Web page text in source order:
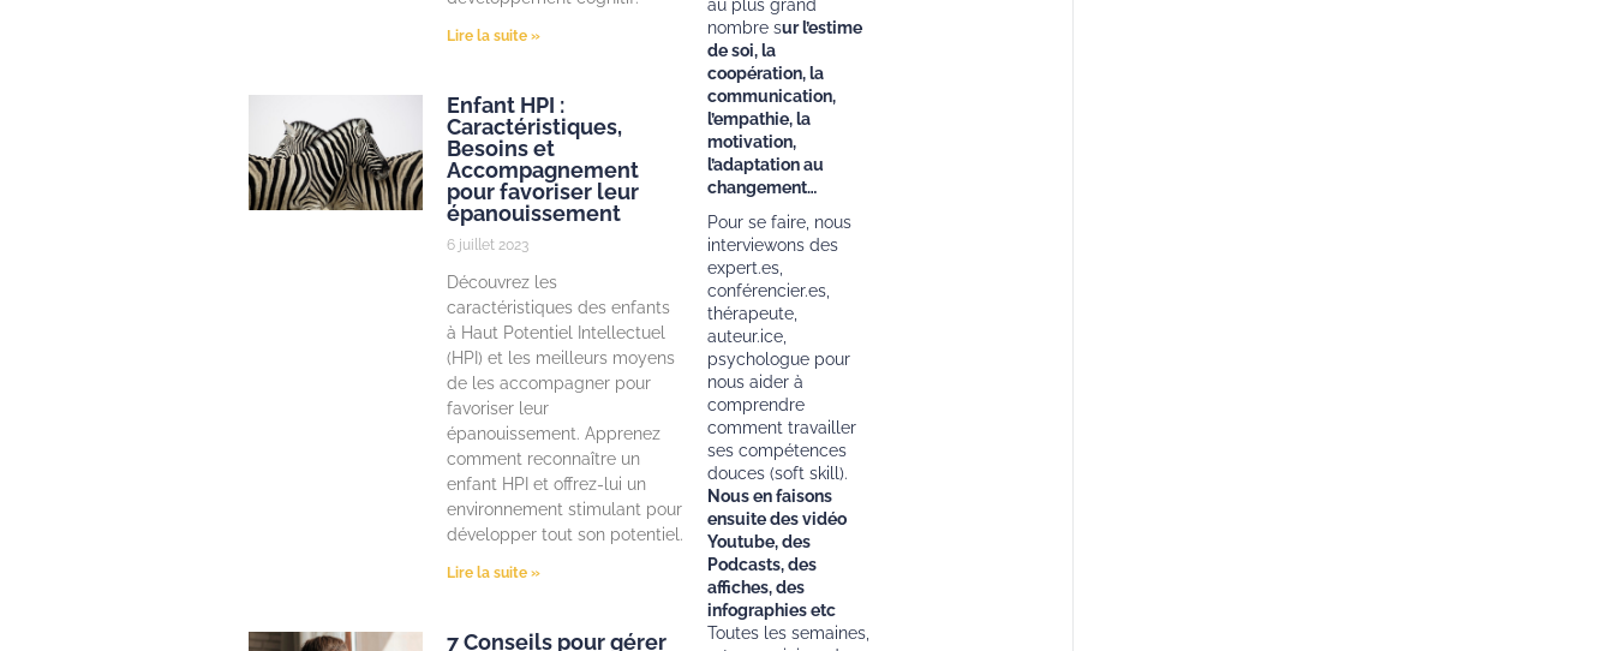
Lire la suite »
Enfant HPI :
Caractéristiques,
Besoins et
Accompagnement
pour favoriser leur
épanouissement
6 juillet 2023
Découvrez les
caractéristiques des enfants
à Haut Potentiel Intellectuel
(HPI) et les meilleurs moyens
de les accompagner pour
favoriser leur
épanouissement. Apprenez
comment reconnaître un
enfant HPI et offrez-lui un
environnement stimulant pour
développer tout son potentiel.
Lire la suite »
7 Conseils pour gérer
au plus grand
nombre sur l’estime
de soi, la
coopération, la
communication,
l’empathie, la
motivation,
l’adaptation au
changement…
Pour se faire, nous
interviewons des
expert.es,
conférencier.es,
thérapeute,
auteur.ice,
psychologue pour
nous aider à
comprendre
comment travailler
ses compétences
douces (soft skill).
Nous en faisons
ensuite des vidéo
Youtube, des
Podcasts, des
affiches, des
infographies etc
Toutes les semaines,